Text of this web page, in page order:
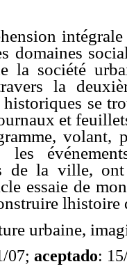
domaines
la société
la
historiques se
et
volant,
les
de la ville,
essaie de
urbaine,
07; aceptado: